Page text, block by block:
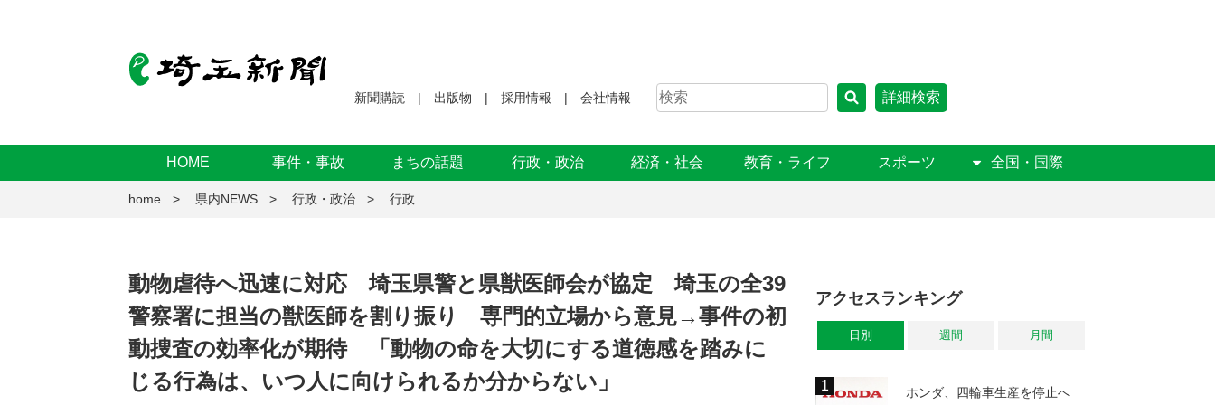
新聞購読 出版物 採用情報 会社情報 詳細検索
HOME 事件・事故 まちの話題 行政・政治 経済・社会 教育・ライフ スポーツ 全国・国際
home 県内NEWS 行政・政治 行政
動物虐待へ迅速に対応 埼玉県警と県獣医師会が協定 埼玉の全39
警察署に担当の獣医師を割り振り 専門的立場から意見→事件の初
動捜査の効率化が期待 「動物の命を大切にする道徳感を踏みに
じる行為は、いつ人に向けられるか分からない」
アクセスランキング
日別 週間 月間
ホンダ、四輪車生産を停止へ